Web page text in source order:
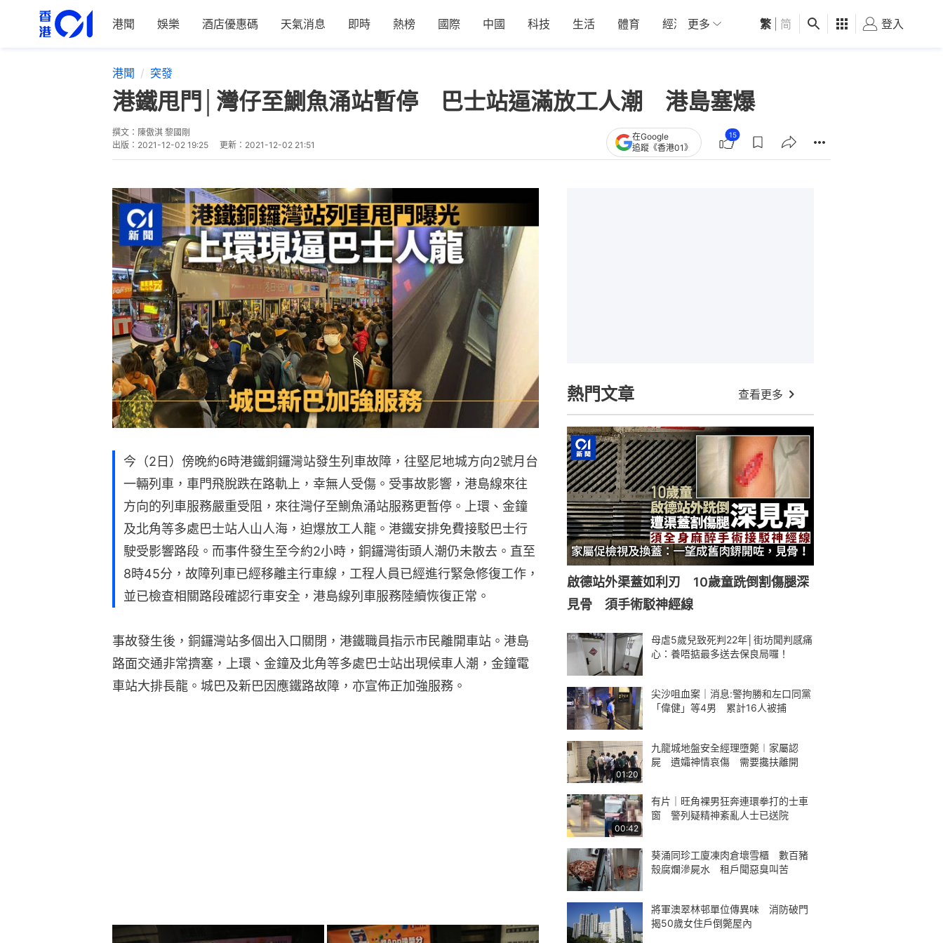
港聞 娛樂 酒店優惠碼 天氣消息 即時 熱榜 國際 中國 科技 生活 體育 經濟 01深圳 觀點 健康 好食玩飛
更多 繁 简 登入
港聞 突發
港鐵甩門│灣仔至鰂魚涌站暫停 巴士站逼滿放工人潮 港島塞爆
撰文： 陳傲淇 黎國剛
出版： 2021-12-02 19:25 更新： 2021-12-02 21:51
在Google
追蹤《香港01》
15
今（2日）傍晚約6時港鐵銅鑼灣站發生列車故障，往堅尼地城方向2號月台
一輛列車，車門飛脫跌在路軌上，幸無人受傷。受事故影響，港島線來往
方向的列車服務嚴重受阻，來往灣仔至鰂魚涌站服務更暫停。上環、金鐘
及北角等多處巴士站人山人海，迫爆放工人龍。港鐵安排免費接駁巴士行
駛受影響路段。而事件發生至今約2小時，銅鑼灣街頭人潮仍未散去。直至
8時45分，故障列車已經移離主行車線，工程人員已經進行緊急修復工作，
並已檢查相關路段確認行車安全，港島線列車服務陸續恢復正常。
事故發生後，銅鑼灣站多個出入口關閉，港鐵職員指示市民離開車站。港島
路面交通非常擠塞，上環、金鐘及北角等多處巴士站出現候車人潮，金鐘電
車站大排長龍。城巴及新巴因應鐵路故障，亦宣佈正加強服務。
熱門文章 查看更多
啟德站外渠蓋如利刃 10歲童跣倒割傷腿深
見骨 須手術駁神經線
母虐5歲兒致死判22年│街坊聞判感痛
心：養唔掂最多送去保良局囉！
尖沙咀血案｜消息:警拘勝和左口同黨
「偉健」等4男 累計16人被捕
01:20
九龍城地盤安全經理墮斃︱家屬認
屍 遺孀神情哀傷 需要攙扶離開
00:42
有片｜旺角裸男狂奔連環拳打的士車
窗 警列疑精神紊亂人士已送院
葵涌同珍工廈凍肉倉壞雪櫃 數百豬
殼腐爛滲屍水 租戶聞惡臭叫苦
將軍澳翠林邨單位傳異味 消防破門
揭50歲女住戶倒斃屋內